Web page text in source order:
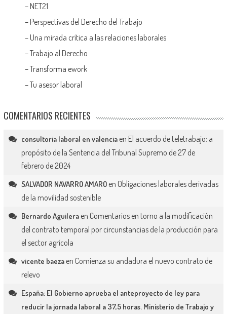
– NET21
– Perspectivas del Derecho del Trabajo
– Una mirada crítica a las relaciones laborales
–Trabajo al Derecho
–Transforma ework
–Tu asesor laboral
COMENTARIOS RECIENTES
consultoria laboral en valenciaen El acuerdo de teletrabajo: a
propósito de la Sentencia del Tribunal Supremo de 27 de
febrero de 2024
SALVADOR NAVARRO AMAROen Obligaciones laborales derivadas
de la movilidad sostenible
Bernardo Aguileraen Comentarios en torno a la modificación
del contrato temporal por circunstancias de la producción para
el sector agrícola
vicente baezaen Comienza su andadura el nuevo contrato de
relevo
España: El Gobierno aprueba el anteproyecto de ley para
reducir la jornada laboral a 37,5 horas. Ministerio de Trabajo y